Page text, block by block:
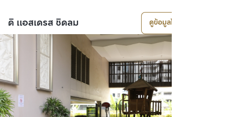
ดิ แอสเดรส ชิดลม ดูข้อมูลโครงการ